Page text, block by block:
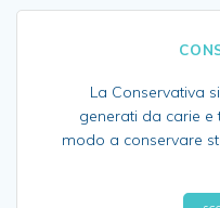
La Conservativa
generati da carie
modo a conservare